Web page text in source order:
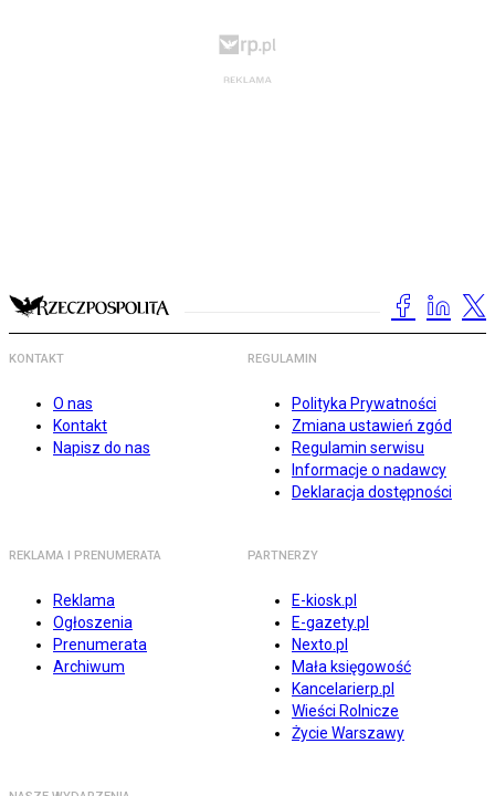
KONTAKT
O nas
Kontakt
Napisz do nas
REGULAMIN
Polityka Prywatności
Zmiana ustawień zgód
Regulamin serwisu
Informacje o nadawcy
Deklaracja dostępności
REKLAMA I PRENUMERATA
Reklama
Ogłoszenia
Prenumerata
Archiwum
PARTNERZY
E-kiosk.pl
E-gazety.pl
Nexto.pl
Mała księgowość
Kancelarierp.pl
Wieści Rolnicze
Życie Warszawy